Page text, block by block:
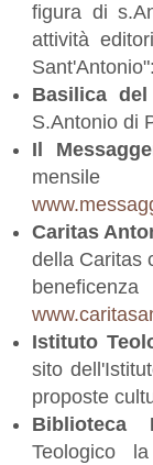
figura di
attività
Sant'Antonio":
Basilica
S.Antonio di
Il
Caritas
della Caritas
Istituto
sito
proposte
Biblioteca
Teologico